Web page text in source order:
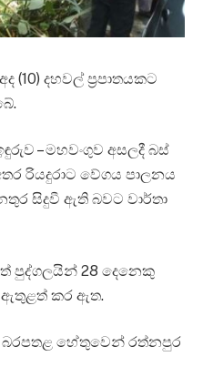
(10) දහවල් ප්‍රපාතයකට
– මහවංගුව අසලදී බස්
රියදුරාට වේගය පාලනය
සිදුවී ඇති බවට වාර්තා
පුද්ගලයින් 28 දෙනෙකු
ඇතුළත් කර ඇත.
හේතුවෙන් රත්නපුර